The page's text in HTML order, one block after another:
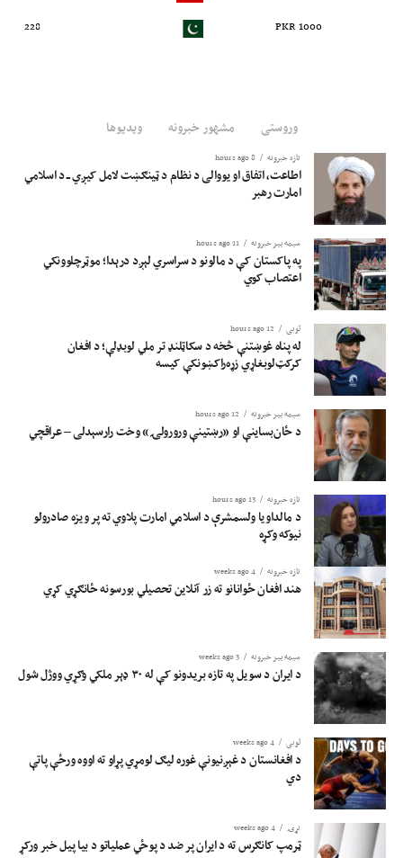
1000 PKR
228
وروستی مشهور خبرونه ویدیوها
تازه خبرونه 8 hours ago
اطاعت، اتفاق او یووالی د نظام د ټینګښت لامل کیږي ــ د اسلامي
امارت رهبر
سیمه ییز خبرونه 11 hours ago
په پاکستان کې د مالونو د سراسري لېږد درېدا؛ موټرچلوونکي
اعتصاب کوي
لوبی 12 hours ago
له پناه غوښتنې څخه د سکاټلنډ تر ملي لوبډلې؛ د افغان
کرکټ‌لوبغاړي زړه‌راکښونکې کیسه
سیمه ییز خبرونه 12 hours ago
د ځان‌بساینې او «رښتینې ورورولۍ» وخت رارسېدلی – عراقچي
تازه خبرونه 13 hours ago
د مالداویا ولسمشرې د اسلامي امارت پلاوي ته پر ویزه صادرولو
نیوکه وکړه
تازه خبرونه 4 weeks ago
هند افغان ځوانانو ته زر آنلاین تحصیلي بورسونه ځانګړي کړي
سیمه ییز خبرونه 3 weeks ago
د ایران د سویل په تازه بریدونو کې له ۳۰ ډېر ملکي وګړي ووژل شول
لوبی 4 weeks ago
د افغانستان د غېږنیونې غوره لیګ لومړي پړاو ته اووه ورځې پاتې
دي
نړۍ 4 weeks ago
ټرمپ کانګرس ته د ایران پر ضد د پوځي عملیاتو د بیا پیل خبر ورکړ